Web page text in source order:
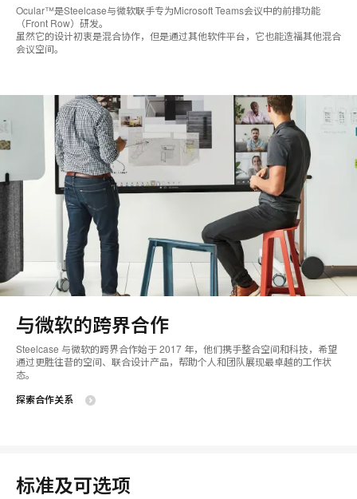
Ocular™是Steelcase与微软联手专为Microsoft Teams会议中的前排功能
（Front Row）研发。
虽然它的设计初衷是混合协作，但是通过其他软件平台，它也能造福其他混合
会议空间。
与微软的跨界合作
Steelcase 与微软的跨界合作始于 2017 年，他们携手整合空间和科技，希望
通过更胜往昔的空间、联合设计产品，帮助个人和团队展现最卓越的工作状
态。
探索合作关系
标准及可选项